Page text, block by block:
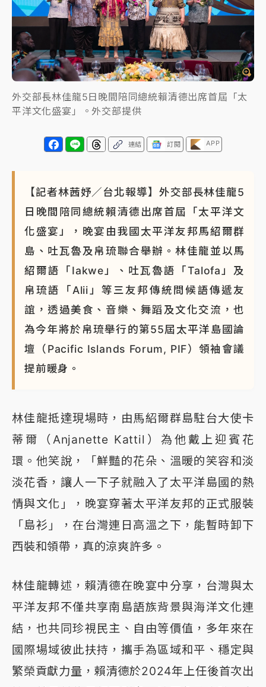
白海豚挾豪雨狂炸新北！時雨量破百毫米 水塔、雨棚
砸落毀車
外交部長林佳龍5日晚間陪同總統賴清德出席首屆「太
平洋文化盛宴」。外交部提供
連結 訂閱 APP
【記者林茜妤／台北報導】外交部長林佳龍5
日晚間陪同總統賴清德出席首屆「太平洋文
化盛宴」，晚宴由我國太平洋友邦馬紹爾群
島、吐瓦魯及帛琉聯合舉辦。林佳龍並以馬
紹爾語「Iakwe」、吐瓦魯語「Talofa」及
帛琉語「Alii」等三友邦傳統問候語傳遞友
誼，透過美食、音樂、舞蹈及文化交流，也
為今年將於帛琉舉行的第55屆太平洋島國論
壇（Pacific Islands Forum, PIF）領袖會議
提前暖身。
林佳龍抵達現場時，由馬紹爾群島駐台大使卡
蒂爾（Anjanette Kattil）為他戴上迎賓花
環。他笑說，「鮮豔的花朵、溫暖的笑容和淡
淡花香，讓人一下子就融入了太平洋島國的熱
情與文化」，晚宴穿著太平洋友邦的正式服裝
「島衫」，在台灣連日高溫之下，能暫時卸下
西裝和領帶，真的涼爽許多。
林佳龍轉述，賴清德在晚宴中分享，台灣與太
平洋友邦不僅共享南島語族背景與海洋文化連
結，也共同珍視民主、自由等價值，多年來在
國際場域彼此扶持，攜手為區域和平、穩定與
繁榮貢獻力量，賴清德於2024年上任後首次出